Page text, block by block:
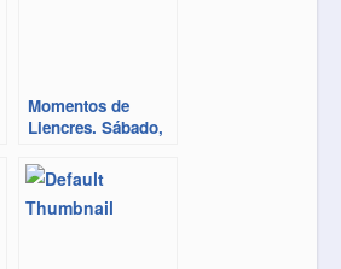
Momentos de
Liencres. Sábado,